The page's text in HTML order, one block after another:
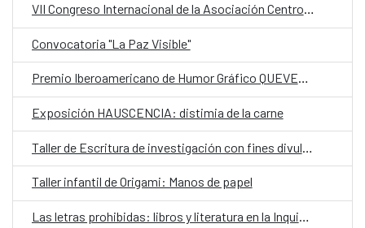
VII Congreso Internacional de la Asociación Centroamericana de Lingüística (ACALING)
Convocatoria "La Paz Visible"
Premio Iberoamericano de Humor Gráfico QUEVEDOS
Exposición HAUSCENCIA: distimia de la carne
Taller infantil de Origami: Manos de papel
Las letras prohibidas: libros y literatura en la Inquisición centroamericana de los siglos XVII y XVIII